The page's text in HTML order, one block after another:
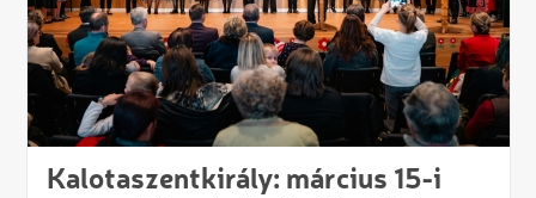
Kalotaszentkirály: március 15-i